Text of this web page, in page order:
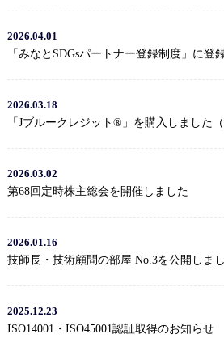
2026.04.01
「みなとSDGsパートナー登録制度」に登
2026.03.18
「Jブルークレジット®」を購入しました（
2026.03.02
第68回定時株主総会を開催しました
2026.01.16
技師長・技術顧問の部屋 No.3を公開しま
2025.12.23
ISO14001・ISO45001認証取得のお知らせ